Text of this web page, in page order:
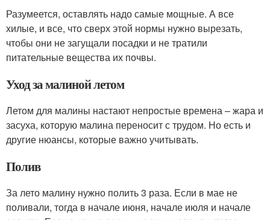
Разумеется, оставлять надо самые мощные. А все
хилые, и все, что сверх этой нормы нужно вырезать,
чтобы они не загущали посадки и не тратили
питательные вещества их почвы.
Уход за малиной летом
Летом для малины настают непростые времена – жара и
засуха, которую малина переносит с трудом. Но есть и
другие нюансы, которые важно учитывать.
Полив
За лето малину нужно полить 3 раза. Если в мае не
поливали, тогда в начале июня, начале июля и начале